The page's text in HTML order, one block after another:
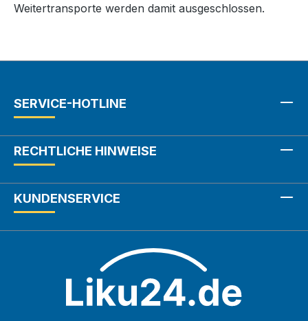
Weitertransporte werden damit ausgeschlossen.
SERVICE-HOTLINE
RECHTLICHE HINWEISE
KUNDENSERVICE